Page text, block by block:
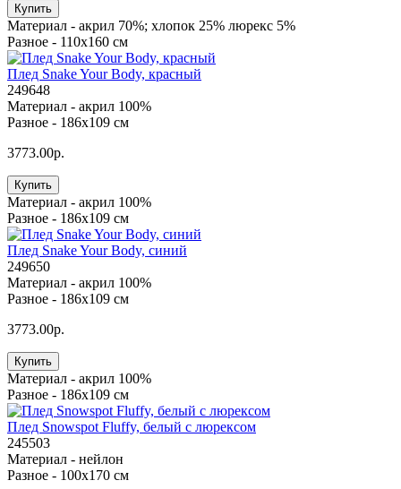
Купить
Материал - акрил 70%; хлопок 25% люрекс 5%
Разное - 110х160 см
Плед Snake Your Body, красный
249648
Материал - акрил 100%
Разное - 186х109 см
3773.00р.
Купить
Материал - акрил 100%
Разное - 186х109 см
Плед Snake Your Body, синий
249650
Материал - акрил 100%
Разное - 186х109 см
3773.00р.
Купить
Материал - акрил 100%
Разное - 186х109 см
Плед Snowspot Fluffy, белый с люрексом
245503
Материал - нейлон
Разное - 100х170 см